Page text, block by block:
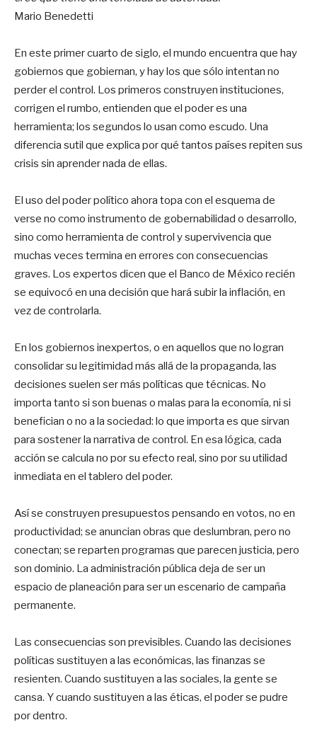
Mario Benedetti
En este primer cuarto de siglo, el mundo encuentra que hay
gobiernos que gobiernan, y hay los que sólo intentan no
perder el control. Los primeros construyen instituciones,
corrigen el rumbo, entienden que el poder es una
herramienta; los segundos lo usan como escudo. Una
diferencia sutil que explica por qué tantos países repiten sus
crisis sin aprender nada de ellas.
El uso del poder político ahora topa con el esquema de
verse no como instrumento de gobernabilidad o desarrollo,
sino como herramienta de control y supervivencia que
muchas veces termina en errores con consecuencias
graves. Los expertos dicen que el Banco de México recién
se equivocó en una decisión que hará subir la inflación, en
vez de controlarla.
En los gobiernos inexpertos, o en aquellos que no logran
consolidar su legitimidad más allá de la propaganda, las
decisiones suelen ser más políticas que técnicas. No
importa tanto si son buenas o malas para la economía, ni si
benefician o no a la sociedad: lo que importa es que sirvan
para sostener la narrativa de control. En esa lógica, cada
acción se calcula no por su efecto real, sino por su utilidad
inmediata en el tablero del poder.
Así se construyen presupuestos pensando en votos, no en
productividad; se anuncian obras que deslumbran, pero no
conectan; se reparten programas que parecen justicia, pero
son dominio. La administración pública deja de ser un
espacio de planeación para ser un escenario de campaña
permanente.
Las consecuencias son previsibles. Cuando las decisiones
políticas sustituyen a las económicas, las finanzas se
resienten. Cuando sustituyen a las sociales, la gente se
cansa. Y cuando sustituyen a las éticas, el poder se pudre
por dentro.